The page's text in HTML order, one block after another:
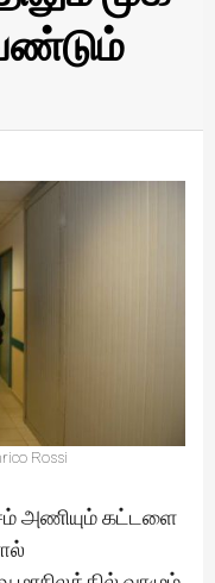
Rossi
அணியும் கட்டளை